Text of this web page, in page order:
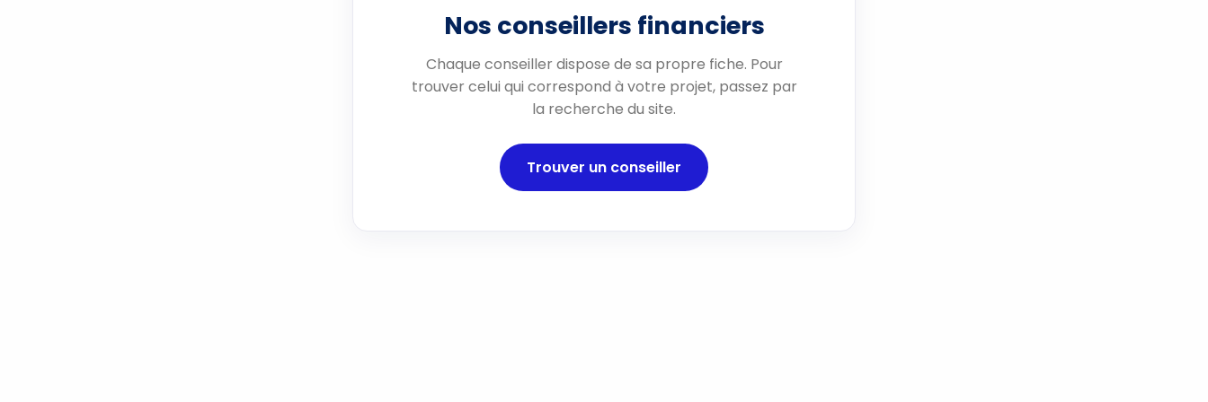
Nos conseillers financiers
Chaque conseiller dispose de sa propre fiche. Pour
trouver celui qui correspond à votre projet, passez par
la recherche du site.
Trouver un conseiller